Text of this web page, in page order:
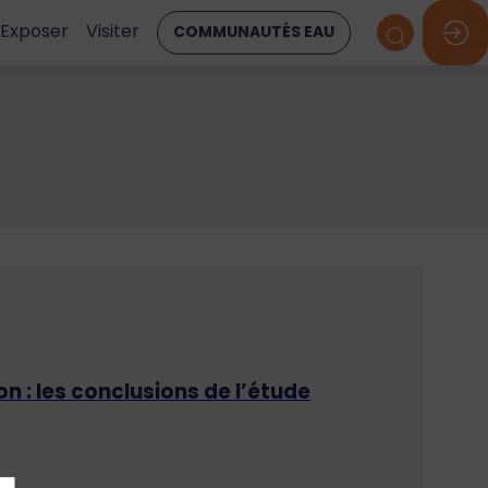
Exposer Visiter COMMUNAUTÉS EAU
: les conclusions de l’étude